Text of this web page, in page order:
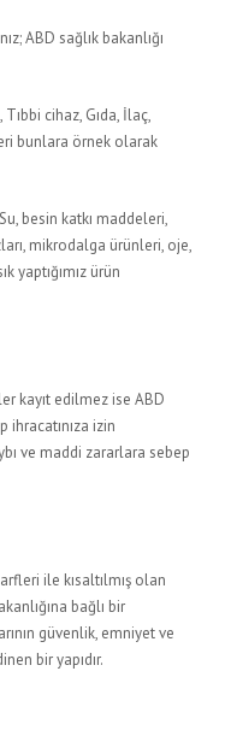
ABD sağlık bakanlığı
cihaz, Gıda, İlaç,
bunlara örnek olarak
besin katkı maddeleri,
mikrodalga ürünleri, oje,
yaptığımız ürün
kayıt edilmez ise ABD
izin
ve maddi zararlara sebep
ile kısaltılmış olan
bağlı bir
güvenlik, emniyet ve
bir yapıdır.